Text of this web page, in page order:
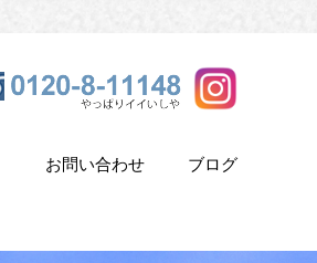
お問い合わせ ブログ